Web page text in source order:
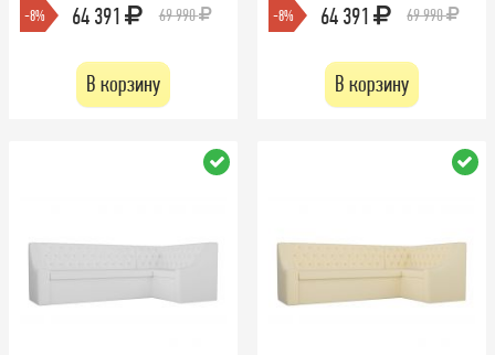
-8% 64 391 69 990
В корзину
-8% 64 391 69 990
В корзину